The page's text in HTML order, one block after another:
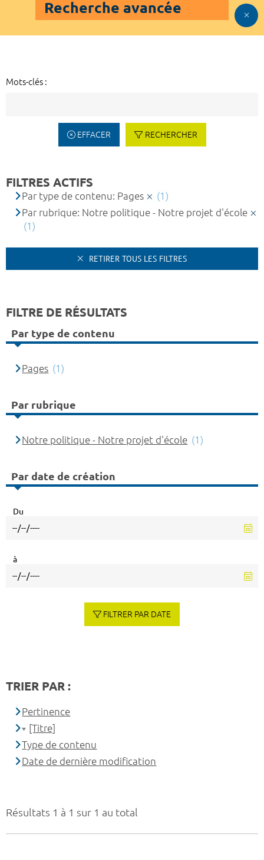
Recherche avancée
Mots-clés :
EFFACER RECHERCHER
Résultats 1 à 1 sur 1 au total
FILTRES ACTIFS
Par type de contenu: Pages
(1)
Par rubrique: Notre politique - Notre projet d'école
(1)
RETIRER TOUS LES FILTRES
FILTRE DE RÉSULTATS
Par type de contenu
Pages (1)
Par rubrique
Notre politique - Notre projet d'école (1)
Par date de création
Du
à
FILTRER PAR DATE
TRIER PAR :
Pertinence
[Titre]
Type de contenu
Date de dernière modification